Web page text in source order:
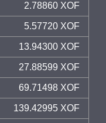
2.78860 XOF
5.57720 XOF
13.94300 XOF
27.88599 XOF
69.71498 XOF
139.42995 XOF